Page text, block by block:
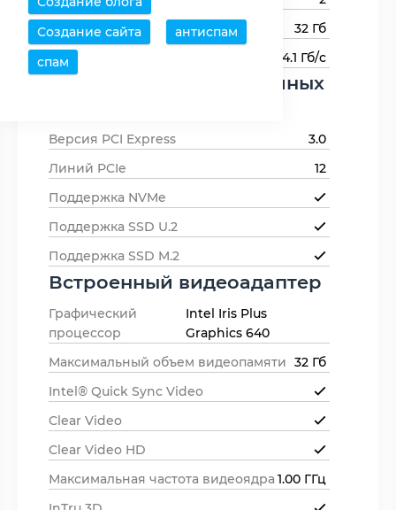
Создание сайта
антиспам
спам
Максимальный объем памяти
32 Гб
Пропускная способность памяти
34.1 Гб/с
Поддержка периферийных
Версия PCI Express
3.0
Линий PCIe
12
Поддержка NVMe
Поддержка SSD U.2
Поддержка SSD M.2
Встроенный видеоадаптер
Графический
процессор
Intel Iris Plus
Graphics 640
Максимальный объем видеопамяти 32 Гб
Intel® Quick Sync Video
Clear Video
Clear Video HD
Максимальная частота видеоядра 1.00 ГГц